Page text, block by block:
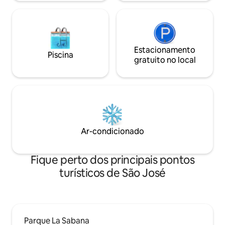
Piscina
Estacionamento
gratuito no local
Ar-condicionado
Fique perto dos principais pontos
turísticos de São José
Parque La Sabana